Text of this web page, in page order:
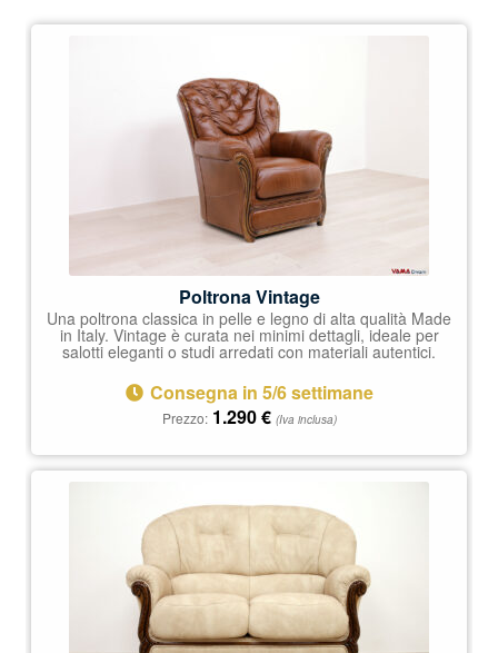
Poltrona Vintage
Una poltrona classica in pelle e legno di alta qualità Made
in Italy. Vintage è curata nei minimi dettagli, ideale per
salotti eleganti o studi arredati con materiali autentici.
Consegna in 5/6 settimane
Prezzo: 1.290€ (Iva inclusa)